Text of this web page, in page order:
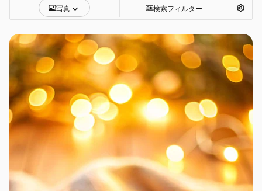
写真 検索フィルター